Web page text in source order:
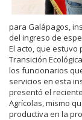
para Galápagos,
del ingreso de
El acto, que estuvo
Transición
los funcionarios
servicios en esta
presentó el
Agrícolas, mismo
productiva en la